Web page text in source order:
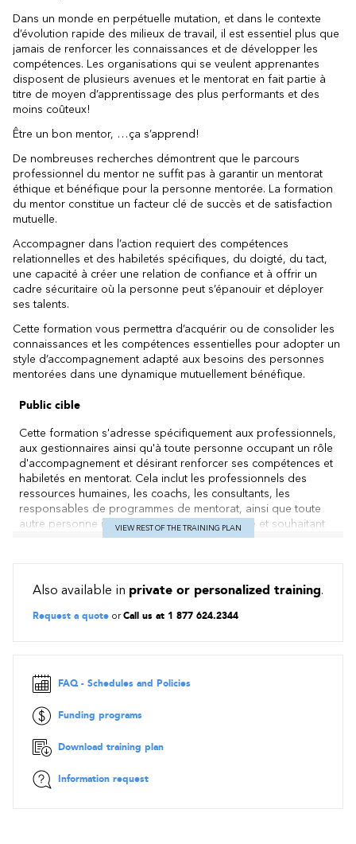
Dans un monde en perpétuelle mutation, et dans le contexte
d’évolution rapide des milieux de travail, il est essentiel plus que
jamais de renforcer les connaissances et de développer les
compétences. Les organisations qui se veulent apprenantes
disposent de plusieurs avenues et le mentorat en fait partie à
titre de moyen d’apprentissage des plus performants et des
moins coûteux!
Être un bon mentor, …ça s’apprend!
De nombreuses recherches démontrent que le parcours
professionnel du mentor ne suffit pas à garantir un mentorat
éthique et bénéfique pour la personne mentorée. La formation
du mentor constitue un facteur clé de succès et de satisfaction
mutuelle.
Accompagner dans l’action requiert des compétences
relationnelles et des habiletés spécifiques, du doigté, du tact,
une capacité à créer une relation de confiance et à offrir un
cadre sécuritaire où la personne peut s’épanouir et déployer
ses talents.
Cette formation vous permettra d’acquérir ou de consolider les
connaissances et les compétences essentielles pour adopter un
style d’accompagnement adapté aux besoins des personnes
mentorées dans une dynamique mutuellement bénéfique.
Public cible
Cette formation s'adresse spécifiquement aux professionnels,
aux gestionnaires ainsi qu'à toute personne occupant un rôle
d'accompagnement et désirant renforcer ses compétences et
habiletés en mentorat. Cela inclut les professionnels des
ressources humaines, les coachs, les consultants, les
responsables de programmes de mentorat, ainsi que toute
autre personne intéressée par cette démarche et souhaitant
s'investir dans le développement de cette compétence clé.
Aucun
Objectifs
professionnel.
style d’accompagnement adapté aux besoins du mentoré.
compétences relationnelles nécessaires pour établir une
Contenu
VIEW REST OF THE TRAINING PLAN
Also available in private or personalized training.
Request a quote orCall us at 1 877 624.2344
FAQ - Schedules and Policies
Funding programs
Download training plan
Information request